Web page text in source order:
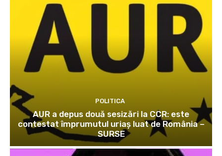
POLITICA
AUR a depus două sesizări la CCR: este
contestat împrumutul uriaș luat de România –
SURSE